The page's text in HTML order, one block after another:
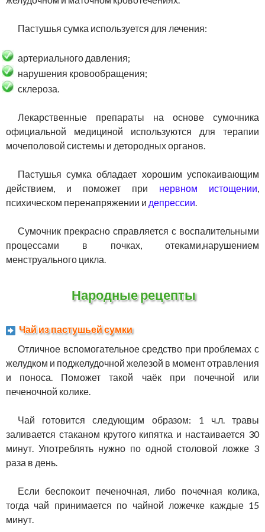
Пастушья сумка используется для лечения:
артериального давления;
нарушения кровообращения;
склероза.
Лекарственные препараты на основе сумочника
официальной медициной используются для терапии
мочеполовой системы и детородных органов.
Пастушья сумка обладает хорошим успокаивающим
действием, и поможет при нервном истощении,
психическом перенапряжении и депрессии.
Сумочник прекрасно справляется с воспалительными
процессами в почках, отеками,нарушением
менструального цикла.
Народные рецепты
Чай из пастушьей сумки
Отличное вспомогательное средство при проблемах с
желудком и поджелудочной железой в момент отравления
и поноса. Поможет такой чаёк при почечной или
печеночной колике.
Чай готовится следующим образом: 1 ч.л. травы
заливается стаканом крутого кипятка и настаивается 30
минут. Употреблять нужно по одной столовой ложке 3
раза в день.
Если беспокоит печеночная, либо почечная колика,
тогда чай принимается по чайной ложечке каждые 15
минут.